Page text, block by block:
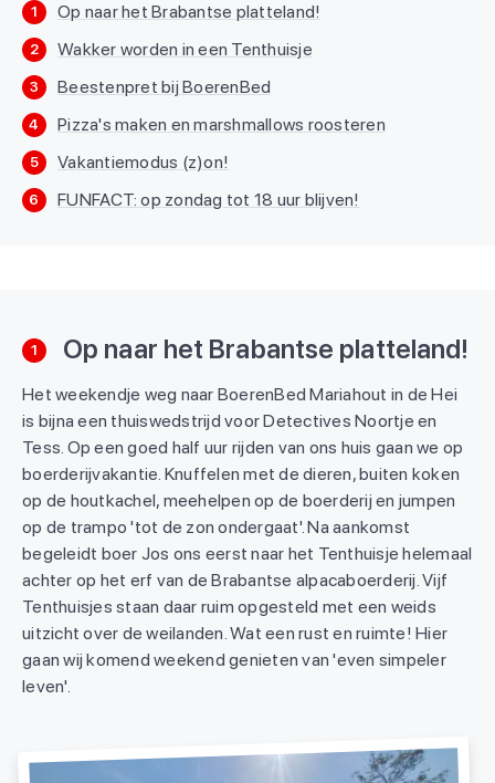
1 Op naar het Brabantse platteland!
2 Wakker worden in een Tenthuisje
3 Beestenpret bij BoerenBed
4 Pizza's maken en marshmallows roosteren
5 Vakantiemodus (z)on!
6 FUNFACT: op zondag tot 18 uur blijven!
1 Op naar het Brabantse platteland!
Het weekendje weg naar BoerenBed Mariahout in de Hei
is bijna een thuiswedstrijd voor Detectives Noortje en
Tess. Op een goed half uur rijden van ons huis gaan we op
boerderijvakantie. Knuffelen met de dieren, buiten koken
op de houtkachel, meehelpen op de boerderij en jumpen
op de trampo 'tot de zon ondergaat'. Na aankomst
begeleidt boer Jos ons eerst naar het Tenthuisje helemaal
achter op het erf van de Brabantse alpacaboerderij. Vijf
Tenthuisjes staan daar ruim opgesteld met een weids
uitzicht over de weilanden. Wat een rust en ruimte! Hier
gaan wij komend weekend genieten van 'even simpeler
leven'.